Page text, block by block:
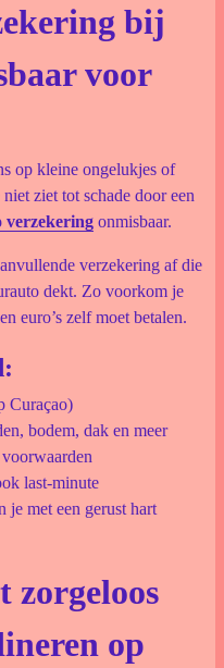
bij
voor
op kleine ongelukjes of
ziet tot schade door een
verzekeringonmisbaar.
verzekering af die
dekt. Zo voorkom je
euro’s zelf moet betalen.
Curaçao)
bodem, dak en meer
last-minute
je met een gerust hart
zorgeloos
op